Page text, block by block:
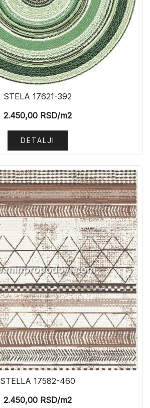
STELA 17621-392
2.450,00 RSD/m2
DETALJI
STELLA 17582-460
2.450,00 RSD/m2